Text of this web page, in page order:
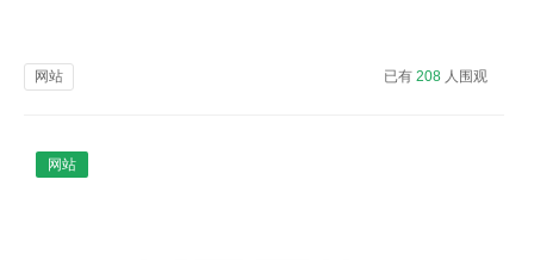
网站 已有208 人围观
网站